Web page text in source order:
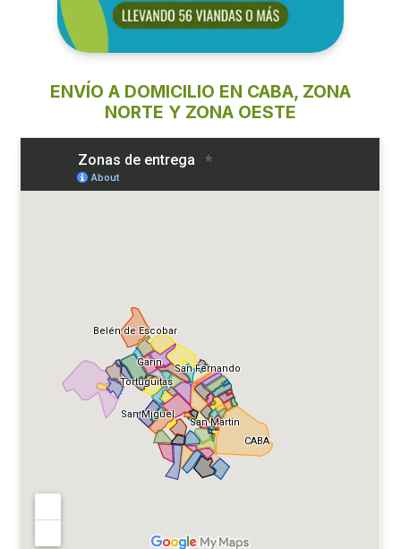
ENVÍO A DOMICILIO EN CABA, ZONA
NORTE Y ZONA OESTE